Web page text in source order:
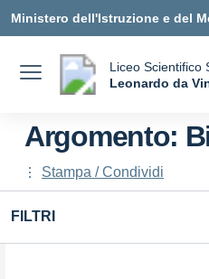
Ministero dell'Istruzione e del
Liceo Scientifico
Leonardo da
Argomento:
Stampa / Condividi
FILTRI